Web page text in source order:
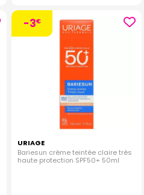
-3€
URIAGE
Bariesun crème teintée claire très
haute protection SPF50+ 50ml